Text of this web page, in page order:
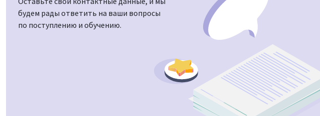
будем рады ответить на ваши вопросы
по поступлению и обучению.